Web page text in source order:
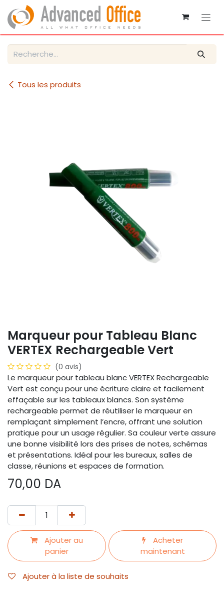
Se rendre au contenu
Tous les produits
Marqueur pour Tableau Blanc
VERTEX Rechargeable Vert
(0 avis)
Le marqueur pour tableau blanc VERTEX Rechargeable
Vert est conçu pour une écriture claire et facilement
effaçable sur les tableaux blancs. Son système
rechargeable permet de réutiliser le marqueur en
remplaçant simplement l’encre, offrant une solution
pratique pour un usage régulier. Sa couleur verte assure
une bonne visibilité lors des prises de notes, schémas
et présentations. Idéal pour les bureaux, salles de
classe, réunions et espaces de formation.
70,00 DA
Ajouter au
panier
Acheter
maintenant
Ajouter à la liste de souhaits